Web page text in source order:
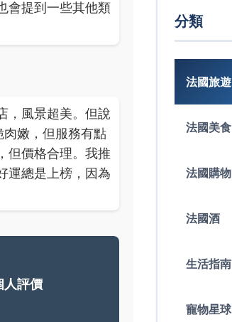
會提到一些其他類
，風景超美。但說
嫩，但服務有點
但價格合理。我推
運總是上榜，因為
人評價
分類
法國旅遊
法國美食
法國購物
法國酒
生活指南
寵物星球